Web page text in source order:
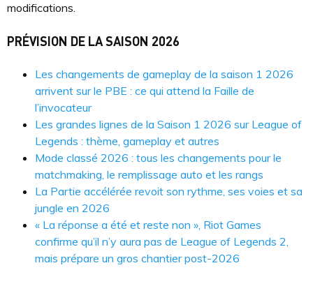
modifications.
PRÉVISION DE LA SAISON 2026
Les changements de gameplay de la saison 1 2026
arrivent sur le PBE : ce qui attend la Faille de
l’invocateur
Les grandes lignes de la Saison 1 2026 sur League of
Legends : thème, gameplay et autres
Mode classé 2026 : tous les changements pour le
matchmaking, le remplissage auto et les rangs
La Partie accélérée revoit son rythme, ses voies et sa
jungle en 2026
« La réponse a été et reste non », Riot Games
confirme qu’il n’y aura pas de League of Legends 2,
mais prépare un gros chantier post-2026